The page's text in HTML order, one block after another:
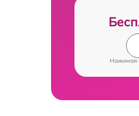
Нажимая